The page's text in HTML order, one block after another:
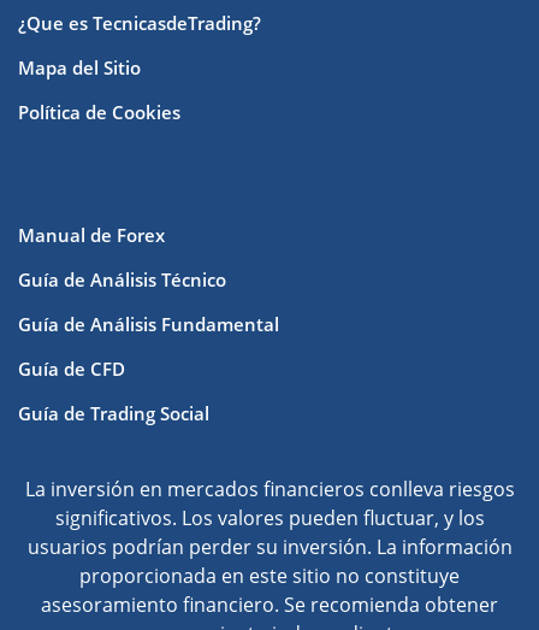
¿Que es TecnicasdeTrading?
Mapa del Sitio
Política de Cookies
Manual de Forex
Guía de Análisis Técnico
Guía de Análisis Fundamental
Guía de CFD
Guía de Trading Social
La inversión en mercados financieros conlleva riesgos
significativos. Los valores pueden fluctuar, y los
usuarios podrían perder su inversión. La información
proporcionada en este sitio no constituye
asesoramiento financiero. Se recomienda obtener